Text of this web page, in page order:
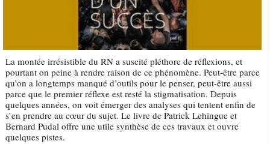
La montée irrésistible du RN a suscité pléthore de réflexions, et
pourtant on peine à rendre raison de ce phénomène. Peut-être parce
qu’on a longtemps manqué d’outils pour le penser, peut-être aussi
parce que le premier réflexe est resté la stigmatisation. Depuis
quelques années, on voit émerger des analyses qui tentent enfin de
s’en prendre au cœur du sujet. Le livre de Patrick Lehingue et
Bernard Pudal offre une utile synthèse de ces travaux et ouvre
quelques pistes.